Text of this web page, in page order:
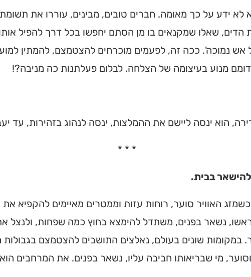
לא ידע על כך מאומה. חברים טובים, מבינים, עוררו את תשומת
הדים, שאלו שמקנאים בו מן הסתם יחפשו בכל דרך להפיל
אש נמוכה'. ככה זה, לפעמים מוכרחים להצטמצם, להמתין
מנוע בעיצומה של הצלחה. לבלום פעלתנות כה מניבה?!
הוא ינסה ליישם את ההמלצות, ינסה לנהוג בזהירות, עד
* * *
בבית.
האוויר סוער, רוחות עזות וממטרים מאיימים להקפיא
נשאר בפנים, משתדל להימצא בחוץ כמה שפחות, ולנצל
במקומות שונים בעולם, נאלצים התושבים להצטמצם בגבולות
מי שבריאותו חביבה עליו, נשאר בפנים. את המרחבים